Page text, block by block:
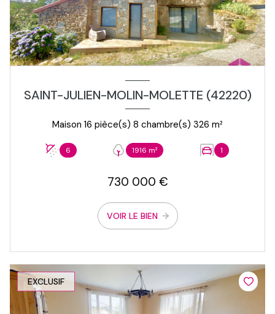
SAINT-JULIEN-MOLIN-MOLETTE (42220)
Maison 16 pièce(s) 8 chambre(s) 326 m²
6 1916 m² 1
730 000 €
VOIR LE BIEN
EXCLUSIF